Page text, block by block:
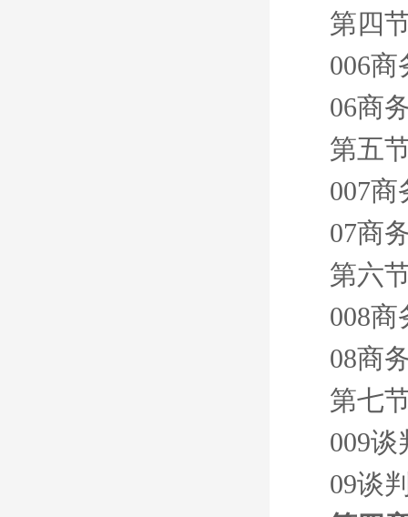
第四
006
06商
第五
007
07商
第六
008
08商
第七
009
09谈